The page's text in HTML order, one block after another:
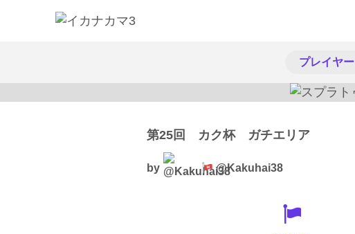
プレイヤー
第25回 カク杯 ガチエリア
by @Kakuhai38